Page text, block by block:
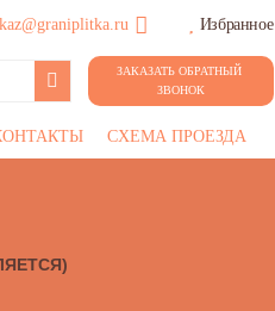
Избранное
ЗАКАЗАТЬ ОБРАТНЫЙ
ЗВОНОК
СХЕМА ПРОЕЗДА